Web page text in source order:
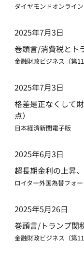
ダイヤモンドオンライン
2025年7月3日
巻頭言/消費税とト
金融財政ビジネス（第
2025年7月3日
格差是正なくして
点）
日本経済新聞電子版
2025年6月3日
超長期金利の上昇
ロイター外国為替フォ
2025年5月26日
巻頭言/トランプ関
金融財政ビジネス（第